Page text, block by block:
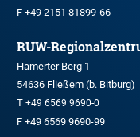
F +49 2151 81899-66
RUW-
Hamerter Berg 1
54636 Fließem (b. Bitburg)
T +49 6569 9690-0
F +49 6569 9690-99